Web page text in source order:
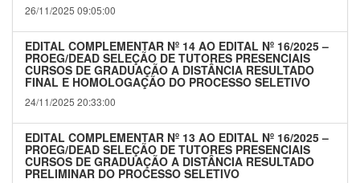
26/11/2025 09:05:00
EDITAL COMPLEMENTAR Nº 14 AO EDITAL Nº 16/2025 –
PROEG/DEAD SELEÇÃO DE TUTORES PRESENCIAIS
CURSOS DE GRADUAÇÃO A DISTÂNCIA RESULTADO
FINAL E HOMOLOGAÇÃO DO PROCESSO SELETIVO
24/11/2025 20:33:00
EDITAL COMPLEMENTAR Nº 13 AO EDITAL Nº 16/2025 –
PROEG/DEAD SELEÇÃO DE TUTORES PRESENCIAIS
CURSOS DE GRADUAÇÃO A DISTÂNCIA RESULTADO
PRELIMINAR DO PROCESSO SELETIVO